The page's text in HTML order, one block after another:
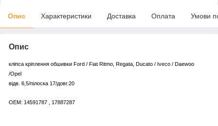
Опис Характеристики Доставка Оплата Умови
Опис
кліпса кріплення обшивки Ford / Fiat Ritmo, Regata, Ducato / Iveco / Daewoo
/Opel
відв. 6,5/пілоска 17/довг.20
OEM: 14591787 , 17887287